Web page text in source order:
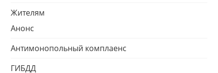
Жителям
Анонс
Антимонопольный комплаенс
ГИБДД